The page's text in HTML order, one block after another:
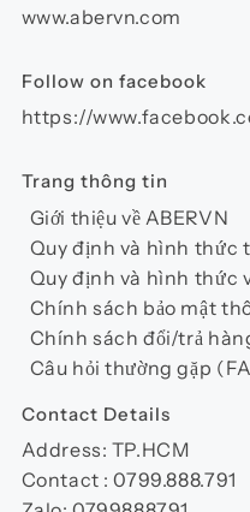
www.abervn.com
Follow on facebook
https://
Trang thông tin
Giới thiệu về ABERVN
Quy định và hình thức
Quy định và hình thức
Chính sách bảo mật
Chính sách đổi/trả
Câu hỏi thường gặp
Contact Details
Address: TP.HCM
Contact : 0799.888.791